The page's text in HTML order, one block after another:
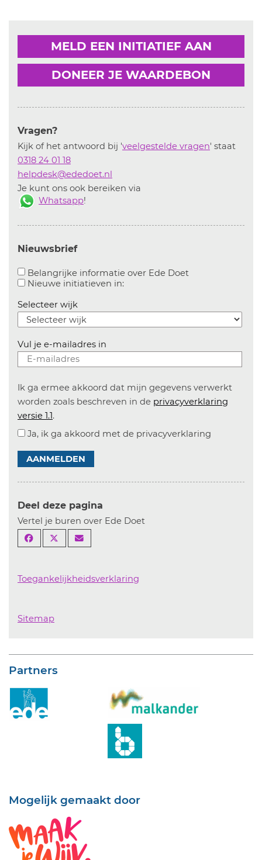
MELD EEN INITIATIEF AAN
DONEER JE WAARDEBON
Vragen?
Kijk of het antwoord bij 'veelgestelde vragen' staat
0318 24 01 18
helpdesk@ededoet.nl
Je kunt ons ook bereiken via
Whatsapp!
Nieuwsbrief
Belangrijke informatie over Ede Doet
Nieuwe initiatieven in:Aanvinken om informatie over
Selecteer wijk
Vul je e-mailadres in
Ik ga ermee akkoord dat mijn gegevens verwerkt
worden zoals beschreven in de privacyverklaring
versie 1.1.
Ja, ik ga akkoord met de privacyverklaring
AANMELDEN
Deel deze pagina
Vertel je buren over Ede Doet
Toegankelijkheidsverklaring
Sitemap
Partners
Mogelijk gemaakt door